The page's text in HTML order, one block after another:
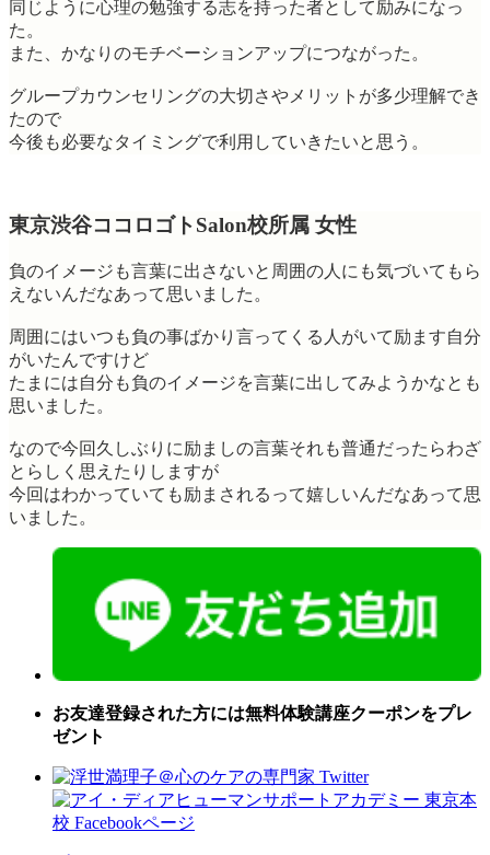
同じように心理の勉強する志を持った者として励みになっ
た。
また、かなりのモチベーションアップにつながった。
グループカウンセリングの大切さやメリットが多少理解でき
たので
今後も必要なタイミングで利用していきたいと思う。
東京渋谷ココロゴトSalon校所属 女性
負のイメージも言葉に出さないと周囲の人にも気づいてもら
えないんだなあって思いました。
周囲にはいつも負の事ばかり言ってくる人がいて励ます自分
がいたんですけど
たまには自分も負のイメージを言葉に出してみようかなとも
思いました。
なので今回久しぶりに励ましの言葉それも普通だったらわざ
とらしく思えたりしますが
今回はわかっていても励まされるって嬉しいんだなあって思
いました。
お友達登録された方には無料体験講座クーポンをプレ
ゼント